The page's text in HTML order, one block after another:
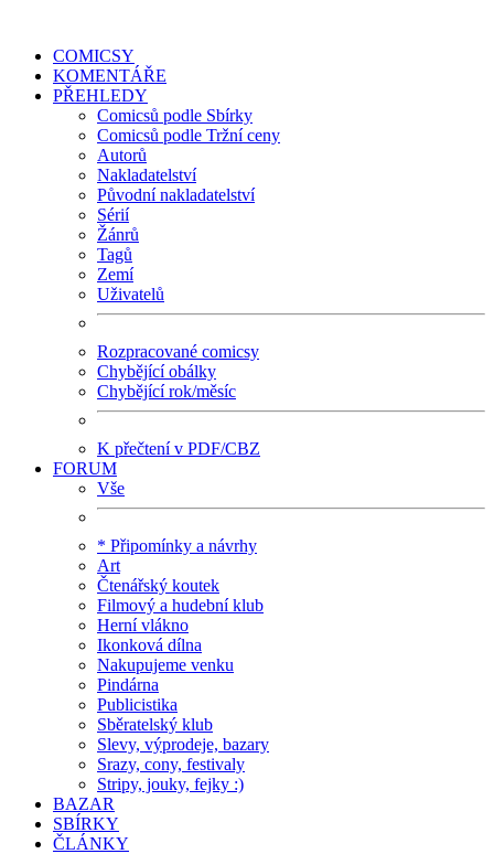
COMICSY
KOMENTÁŘE
PŘEHLEDY
Comicsů podle Sbírky
Comicsů podle Tržní ceny
Autorů
Nakladatelství
Původní nakladatelství
Sérií
Žánrů
Tagů
Zemí
Uživatelů
Rozpracované comicsy
Chybějící obálky
Chybějící rok/měsíc
K přečtení v PDF/CBZ
FORUM
Vše
* Připomínky a návrhy
Art
Čtenářský koutek
Filmový a hudební klub
Herní vlákno
Ikonková dílna
Nakupujeme venku
Pindárna
Publicistika
Sběratelský klub
Slevy, výprodeje, bazary
Srazy, cony, festivaly
Stripy, jouky, fejky :)
BAZAR
SBÍRKY
ČLÁNKY